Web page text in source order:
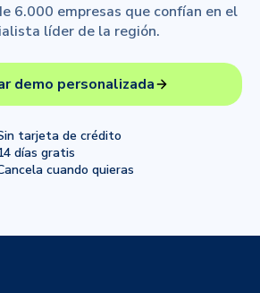
6.000 empresas que confían en el
líder de la región.
demo personalizada
tarjeta de crédito
días gratis
cuando quieras